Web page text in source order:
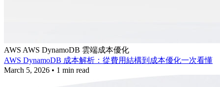
AWS AWS DynamoDB 雲端成本優化
AWS DynamoDB 成本解析：從費用結構到成本優化一次看懂
March 5, 2026 • 1 min read